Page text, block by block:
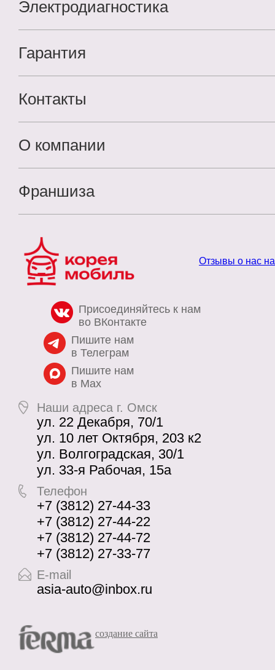
Отзывы о нас
Электродиагностика
Гарантия
Контакты
О компании
Франшиза
Наши адреса г. Омск
ул. 22 Декабря, 70/1
ул. 10 лет Октября, 203 к2
ул. Волгоградская, 30/1
ул. 33-я Рабочая, 15а
Телефон
+7 (3812) 27-44-33
+7 (3812) 27-44-22
+7 (3812) 27-44-72
+7 (3812) 27-33-77
E-mail
asia-auto@inbox.ru
Присоединяйтесь к нам
во ВКонтакте
Пишите нам
в Телеграм
Пишите нам
в Max
cоздание сайта